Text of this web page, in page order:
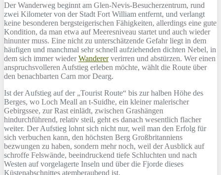
Der Wanderweg beginnt am Glen-Nevis-Besucherzentrum, rund
zwei Kilometer von der Stadt Fort William entfernt, und verlangt
keine besonderen bergsteigerischen Fähigkeiten, allerdings eine gute
Kondition, da man etwa auf Meeresniveau startet und auch wieder
hinunter muss. Eine nicht zu unterschätzende Gefahr liegt in dem
häufigen und manchmal sehr schnell aufziehenden dichten Nebel, in
dem sich immer wiederWandererverirren und abstürzen. Wer einen
anspruchsvolleren Aufstieg erleben möchte, wählt die Route über
den benachbarten Carn mor Dearg.
Ist der Aufstieg auf der „Tourist Route“ bis zur halben Höhe des
Berges, wo Loch Meall an t-Suidhe, ein kleiner malerischer
Gebirgssee, zur Rast einlädt, zwischen Grashängen
hindurchführend, relativ steil, geht es danach wesentlich flacher
weiter. Der Aufstieg lohnt sich nicht nur, weil man den Erfolg für
sich verbuchen kann, den höchsten Berg Großbritanniens
bezwungen zu haben, sondern mehr noch, weil der Ausblick auf
schroffe Felswände, beeindruckend tiefe Schluchten und nach
Westen auf vorgelagerte Inseln und über die Fjorde dieses
Küstenabschnittes atemberaubend ist.